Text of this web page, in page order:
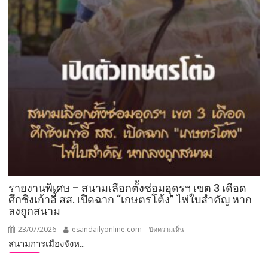
เกม
ของ
การเมือง
เข้าหา
ประชาชน
รายงานพิเศษ – สนามเลือกตั้งซ่อมอุดรฯ เขต 3 เดือด
ศึกชิงเก้าอี้ สส. เปิดฉาก “เกษตรโต้ง” ไพ่ใบสำคัญ หาก
ลงถูกสนาม
23/07/2026 esandailyonline.com ปิดความเห็น
สนามการเมืองจังห...